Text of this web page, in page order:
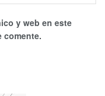
y web en este
comente.